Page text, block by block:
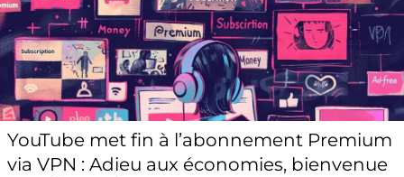
YouTube met fin à l’abonnement Premium
via VPN : Adieu aux économies, bienvenue